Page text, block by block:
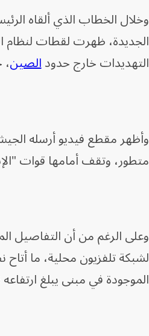
وخلال الخطاب الذي ألقاه
الجديدة، ظهرت لقطات لنظام
التهديدات خارج حدودالصين
وأظهر مقطع فيديو أرسله
متطور، وتقف أمامها قوات
وعلى الرغم من أن التفاصيل
لشبكة تلفزيون محلية، ما
الموجودة في مبنى يبلغ ارتفاعه نحو 6